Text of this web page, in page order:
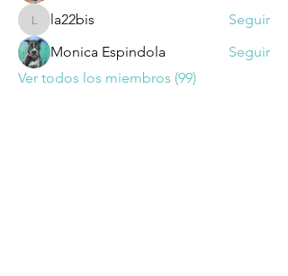
la22bisla22bis
Seguir
Monica Espindola
Seguir
Ver todos los miembros (99)